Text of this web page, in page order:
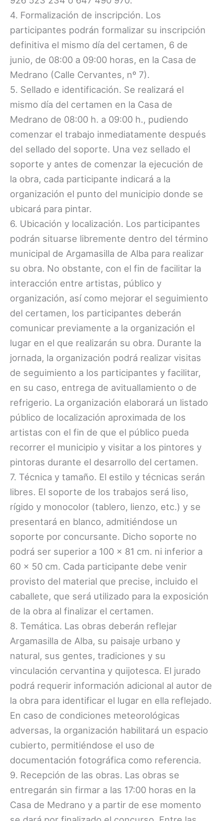
4. Formalización de inscripción. Los
participantes podrán formalizar su inscripción
definitiva el mismo día del certamen, 6 de
junio, de 08:00 a 09:00 horas, en la Casa de
Medrano (Calle Cervantes, nº 7).
5. Sellado e identificación. Se realizará el
mismo día del certamen en la Casa de
Medrano de 08:00 h. a 09:00 h., pudiendo
comenzar el trabajo inmediatamente después
del sellado del soporte. Una vez sellado el
soporte y antes de comenzar la ejecución de
la obra, cada participante indicará a la
organización el punto del municipio donde se
ubicará para pintar.
6. Ubicación y localización. Los participantes
podrán situarse libremente dentro del término
municipal de Argamasilla de Alba para realizar
su obra. No obstante, con el fin de facilitar la
interacción entre artistas, público y
organización, así como mejorar el seguimiento
del certamen, los participantes deberán
comunicar previamente a la organización el
lugar en el que realizarán su obra. Durante la
jornada, la organización podrá realizar visitas
de seguimiento a los participantes y facilitar,
en su caso, entrega de avituallamiento o de
refrigerio. La organización elaborará un listado
público de localización aproximada de los
artistas con el fin de que el público pueda
recorrer el municipio y visitar a los pintores y
pintoras durante el desarrollo del certamen.
7. Técnica y tamaño. El estilo y técnicas serán
libres. El soporte de los trabajos será liso,
rígido y monocolor (tablero, lienzo, etc.) y se
presentará en blanco, admitiéndose un
soporte por concursante. Dicho soporte no
podrá ser superior a 100 x 81 cm. ni inferior a
60 x 50 cm. Cada participante debe venir
provisto del material que precise, incluido el
caballete, que será utilizado para la exposición
de la obra al finalizar el certamen.
8. Temática. Las obras deberán reflejar
Argamasilla de Alba, su paisaje urbano y
natural, sus gentes, tradiciones y su
vinculación cervantina y quijotesca. El jurado
podrá requerir información adicional al autor de
la obra para identificar el lugar en ella reflejado.
En caso de condiciones meteorológicas
adversas, la organización habilitará un espacio
cubierto, permitiéndose el uso de
documentación fotográfica como referencia.
9. Recepción de las obras. Las obras se
entregarán sin firmar a las 17:00 horas en la
Casa de Medrano y a partir de ese momento